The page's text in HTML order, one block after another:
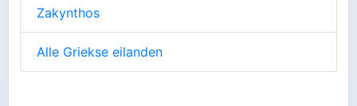
Zakynthos
Alle Griekse eilanden